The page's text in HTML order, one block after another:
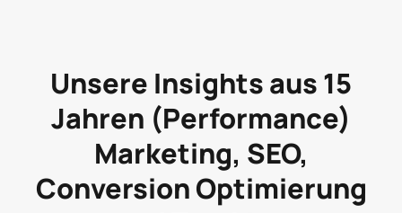
Unsere Insights aus 15
Jahren (Performance)
Marketing, SEO,
Conversion Optimierung